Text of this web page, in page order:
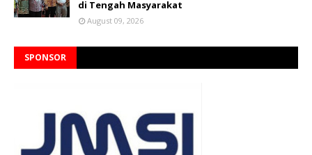
di Tengah Masyarakat
August 09, 2026
SPONSOR